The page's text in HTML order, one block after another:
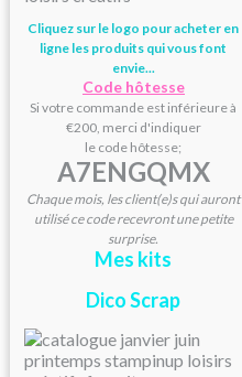
Cliquez sur le logo pour acheter en
ligne les produits qui vous font
envie...
Code hôtesse
Si votre commande est inférieure à
€200, merci d'indiquer
le code hôtesse;
A7ENGQMX
Chaque mois, les client(e)s qui auront
utilisé ce code recevront une petite
surprise.
Mes kits
Dico Scrap